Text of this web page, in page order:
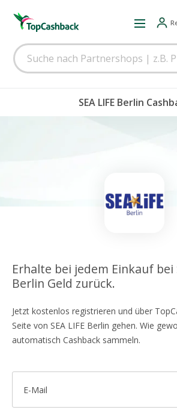
SEA LIFE Berlin
Erhalte bei jedem Einkauf bei
Berlin Geld zurück.
Jetzt kostenlos registrieren und über
Seite von SEA LIFE Berlin gehen. Wie
automatisch Cashback sammeln.
E-Mail